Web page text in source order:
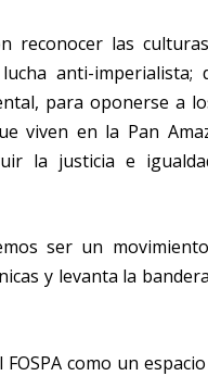
reconocer las
anti-
para oponerse a
viven en la Pan
la justicia e
ser un
y levanta la
como un